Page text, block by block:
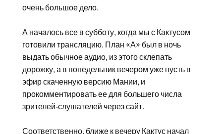
очень большое дело.
А началось все в субботу, когда мы с Кактусом
готовили трансляцию. План «А» был в ночь
выдать обычное аудио, из этого склепать
дорожку, а в понедельник вечером уже пусть в
эфир скаченную версию Мании, и
прокомментировать ее для большего числа
зрителей-слушателей через сайт.
Соответственно, ближе к вечеру Кактус начал